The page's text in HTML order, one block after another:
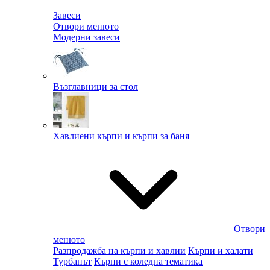
Завеси
Отвори менюто
Модерни завеси
Възглавници за стол
Хавлиени кърпи и кърпи за баня
Отвори
менюто
Разпродажба на кърпи и хавлии Кърпи и халати
Турбанът Кърпи с коледна тематика